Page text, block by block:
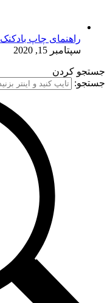
راهنمای چاپ بادکنک
سپتامبر 15, 2020
جستجو کردن
جستجو: